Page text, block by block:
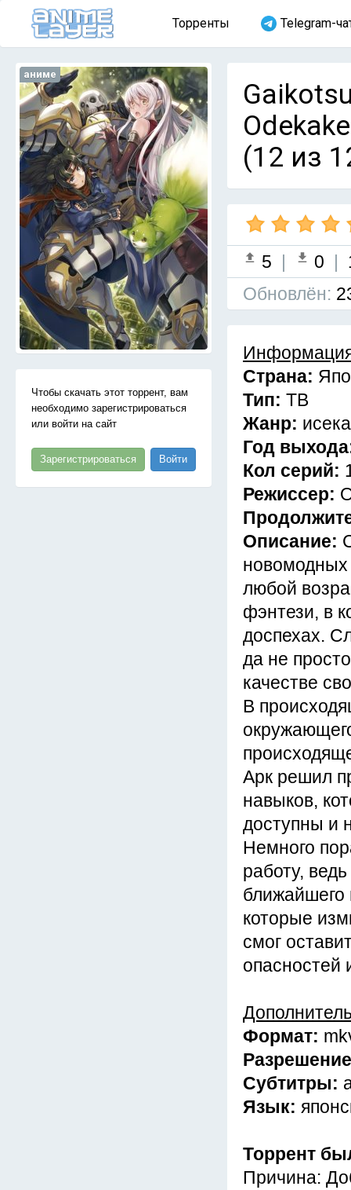
Торренты Telegram-
аниме
Чтобы скачать этот торрент, вам
необходимо зарегистрироваться
или войти на сайт
Зарегистрироваться Войти
(12 из
5 | 0 |
Обновлён:
Страна:
Тип: ТВ
Жанр:
Год
Кол серий:
Режиссер:
Описание:
новомодных
любой
фэнтези, в
доспехах.
да не
качестве
В
Арк решил
навыков,
доступны и
Немного
работу,
ближайшего
которые
смог
опасностей
Формат:
Субтитры:
Язык:
Торрент
Причина: